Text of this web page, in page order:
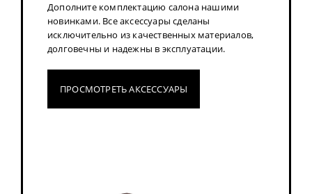
Дополните комплектацию салона нашими
новинками. Все аксессуары сделаны
исключительно из качественных материалов,
долговечны и надежны в эксплуатации.
ПРОСМОТРЕТЬ АКСЕССУАРЫ